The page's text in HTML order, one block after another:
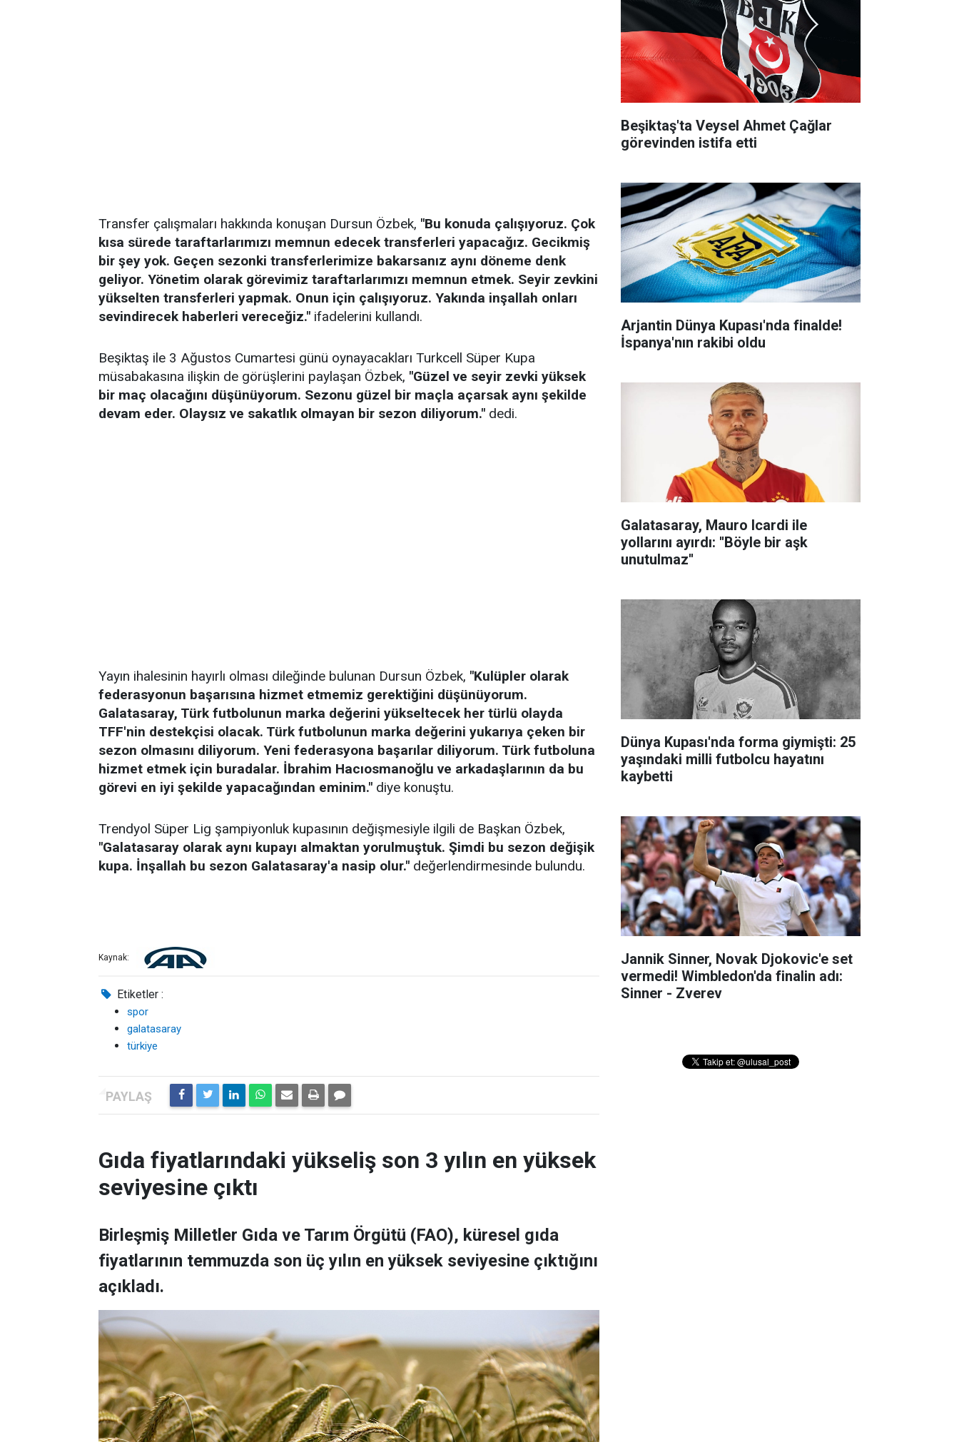
Transfer çalışmaları hakkında konuşan Dursun Özbek, "Bu konuda çalışıyoruz. Çok
kısa sürede taraftarlarımızı memnun edecek transferleri yapacağız. Gecikmiş
bir şey yok. Geçen sezonki transferlerimize bakarsanız aynı döneme denk
geliyor. Yönetim olarak görevimiz taraftarlarımızı memnun etmek. Seyir zevkini
yükselten transferleri yapmak. Onun için çalışıyoruz. Yakında inşallah onları
sevindirecek haberleri vereceğiz." ifadelerini kullandı.
Beşiktaş ile 3 Ağustos Cumartesi günü oynayacakları Turkcell Süper Kupa
müsabakasına ilişkin de görüşlerini paylaşan Özbek, "Güzel ve seyir zevki yüksek
bir maç olacağını düşünüyorum. Sezonu güzel bir maçla açarsak aynı şekilde
devam eder. Olaysız ve sakatlık olmayan bir sezon diliyorum." dedi.
Yayın ihalesinin hayırlı olması dileğinde bulunan Dursun Özbek, "Kulüpler olarak
federasyonun başarısına hizmet etmemiz gerektiğini düşünüyorum.
Galatasaray, Türk futbolunun marka değerini yükseltecek her türlü olayda
TFF'nin destekçisi olacak. Türk futbolunun marka değerini yukarıya çeken bir
sezon olmasını diliyorum. Yeni federasyona başarılar diliyorum. Türk futboluna
hizmet etmek için buradalar. İbrahim Hacıosmanoğlu ve arkadaşlarının da bu
görevi en iyi şekilde yapacağından eminim." diye konuştu.
Trendyol Süper Lig şampiyonluk kupasının değişmesiyle ilgili de Başkan Özbek,
"Galatasaray olarak aynı kupayı almaktan yorulmuştuk. Şimdi bu sezon değişik
kupa. İnşallah bu sezon Galatasaray'a nasip olur." değerlendirmesinde bulundu.
Kaynak:
Etiketler :
spor
galatasaray
türkiye
Gıda fiyatlarındaki yükseliş son 3 yılın en yüksek
seviyesine çıktı
Birleşmiş Milletler Gıda ve Tarım Örgütü (FAO), küresel gıda
fiyatlarının temmuzda son üç yılın en yüksek seviyesine çıktığını
açıkladı.
Beşiktaş'ta Veysel Ahmet Çağlar
görevinden istifa etti
Arjantin Dünya Kupası'nda finalde!
İspanya'nın rakibi oldu
Galatasaray, Mauro Icardi ile
yollarını ayırdı: ''Böyle bir aşk
unutulmaz''
Dünya Kupası'nda forma giymişti: 25
yaşındaki milli futbolcu hayatını
kaybetti
Jannik Sinner, Novak Djokovic'e set
vermedi! Wimbledon'da finalin adı:
Sinner - Zverev